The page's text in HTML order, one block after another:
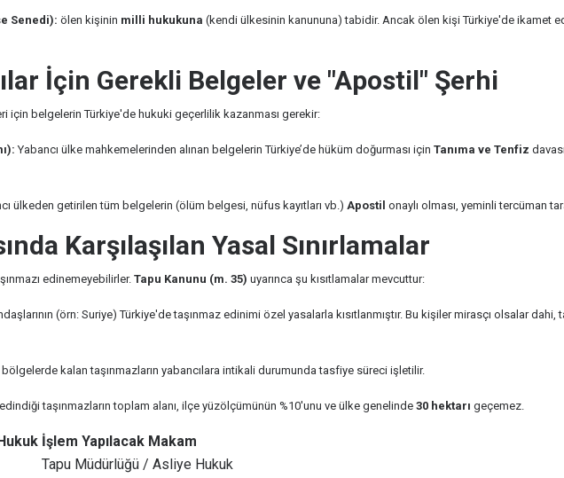
Senedi): ölen kişinin milli hukukuna (kendi ülkesinin kanununa) tabidir. Ancak ölen kişi Türkiye'de ikamet
İçin Gerekli Belgeler ve "Apostil" Şerhi
için belgelerin Türkiye'de hukuki geçerlilik kazanması gerekir:
Yabancı ülke mahkemelerinden alınan belgelerin Türkiye’de hüküm doğurması için Tanıma ve Tenfiz
ülkeden getirilen tüm belgelerin (ölüm belgesi, nüfus kayıtları vb.) Apostil onaylı olması, yeminli tercüman
Karşılaşılan Yasal Sınırlamalar
edinemeyebilirler. Tapu Kanunu (m. 35) uyarınca şu kısıtlamalar mevcuttur:
(örn: Suriye) Türkiye'de taşınmaz edinimi özel yasalarla kısıtlanmıştır. Bu kişiler mirasçı olsalar
kalan taşınmazların yabancılara intikali durumunda tasfiye süreci işletilir.
edindiği taşınmazların toplam alanı, ilçe yüzölçümünün %10'unu ve ülke genelinde 30 hektarı geçemez.
İşlem Yapılacak Makam
Tapu Müdürlüğü / Asliye Hukuk